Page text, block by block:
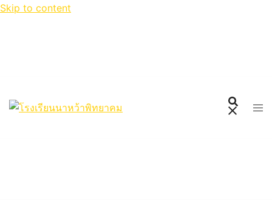
Skip to content